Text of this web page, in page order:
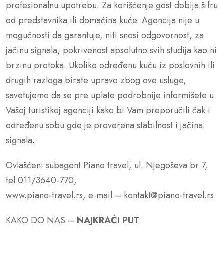
profesionalnu upotrebu. Za korišćenje gost dobija šifru
od predstavnika ili domaćina kuće. Agencija nije u
mogućnosti da garantuje, niti snosi odgovornost, za
jačinu signala, pokrivenost apsolutno svih studija kao ni
brzinu protoka. Ukoliko određenu kuću iz poslovnih ili
drugih razloga birate upravo zbog ove usluge,
savetujemo da se pre uplate podrobnije informišete u
Vašoj turistikoj agenciji kako bi Vam preporučili čak i
određenu sobu gde je proverena stabilnost i jačina
signala.
Ovlašćeni subagent Piano travel, ul. Njegoševa br 7,
tel 011/3640-770,
www.piano-travel.rs, e-mail – kontakt@piano-travel.rs
KAKO DO NAS – NAJKRAĆI PUT